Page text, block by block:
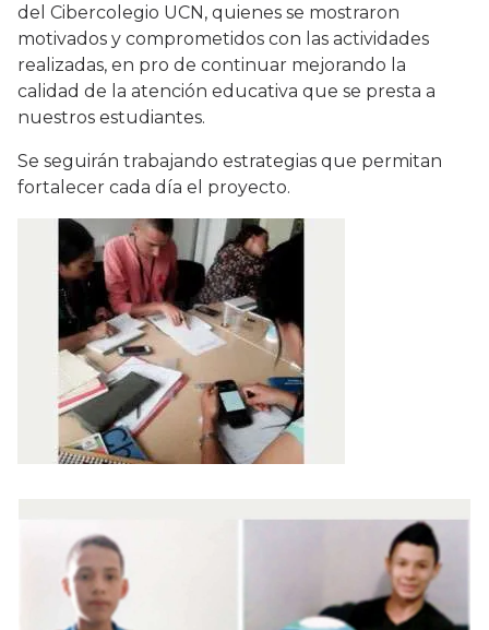
del Cibercolegio UCN, quienes se mostraron
motivados y comprometidos con las actividades
realizadas, en pro de continuar mejorando la
calidad de la atención educativa que se presta a
nuestros estudiantes.
Se seguirán trabajando estrategias que permitan
fortalecer cada día el proyecto.